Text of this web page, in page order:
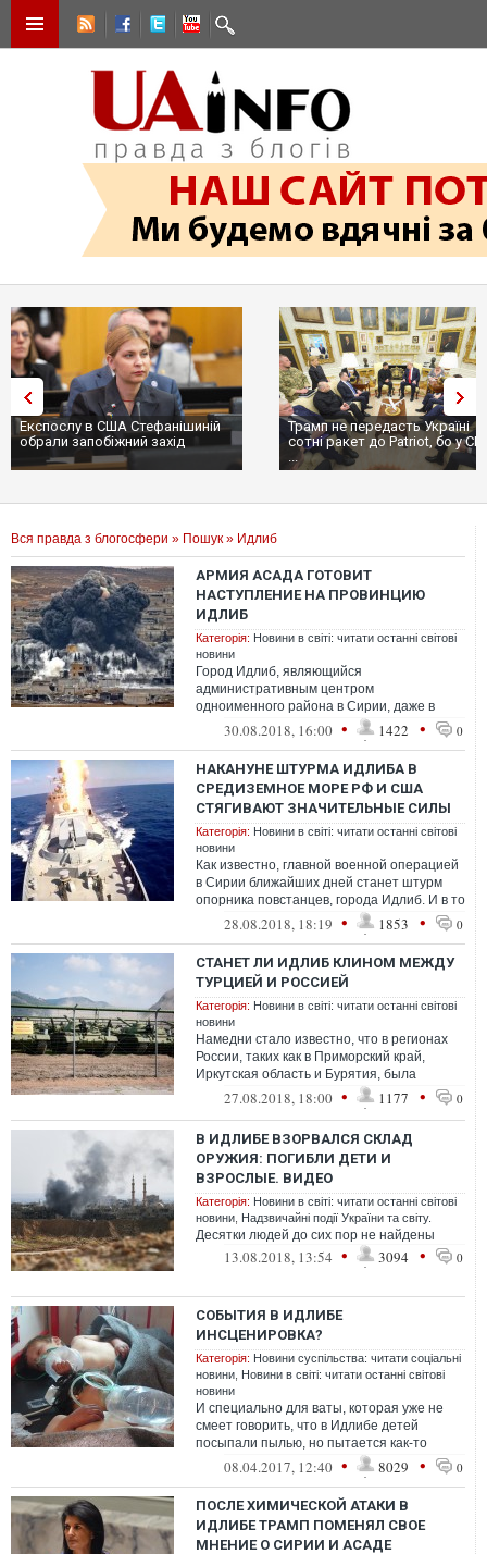
Експослу в США Стефанішиній
обрали запобіжний захід
Трамп не передасть Україні
сотні ракет до Patriot, бо у
...
Вся правда з блогосфери » Пошук » Идлиб
АРМИЯ АСАДА ГОТОВИТ
НАСТУПЛЕНИЕ НА ПРОВИНЦИЮ
ИДЛИБ
Категорія: Новини в світі: читати останні світові
новини
Город Идлиб, являющийся
административным центром
одноименного района в Сирии, даже в
мирное время с трудом переваливал за
100 тысяч населения. Однако ...
30.08.2018, 16:00 • 1422 • 0
НАКАНУНЕ ШТУРМА ИДЛИБА В
СРЕДИЗЕМНОЕ МОРЕ РФ И США
СТЯГИВАЮТ ЗНАЧИТЕЛЬНЫЕ СИЛЫ
Категорія: Новини в світі: читати останні світові
новини
Как известно, главной военной операцией
в Сирии ближайших дней станет штурм
опорника повстанцев, города Идлиб. И в то
время как к этому населенному пу...
28.08.2018, 18:19 • 1853 • 0
СТАНЕТ ЛИ ИДЛИБ КЛИНОМ МЕЖДУ
ТУРЦИЕЙ И РОССИЕЙ
Категорія: Новини в світі: читати останні світові
новини
Намедни стало известно, что в регионах
России, таких как в Приморский край,
Иркутская область и Бурятия, была
зафиксирована погрузка и отправка
27.08.2018, 18:00 • 1177 • 0
В ИДЛИБЕ ВЗОРВАЛСЯ СКЛАД
ОРУЖИЯ: ПОГИБЛИ ДЕТИ И
ВЗРОСЛЫЕ. ВИДЕО
Категорія: Новини в світі: читати останні світові
новини Надзвичайні події України та світу.
Десятки людей до сих пор не найдены
13.08.2018, 13:54 • 3094 • 0
СОБЫТИЯ В ИДЛИБЕ
ИНСЦЕНИРОВКА?
Категорія: Новини суспільства: читати соціальні
новини Новини в світі: читати останні світові
новини
И специально для ваты, которая уже не
смеет говорить, что в Идлибе детей
посыпали пылью, но пытается как-то
оправдывать Башарчика
08.04.2017, 12:40 • 8029 • 0
ПОСЛЕ ХИМИЧЕСКОЙ АТАКИ В
ИДЛИБЕ ТРАМП ПОМЕНЯЛ СВОЕ
МНЕНИЕ О СИРИИ И АСАДЕ